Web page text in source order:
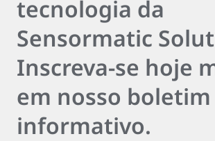
tecnologia da
Sensormatic
Inscreva-se hoje
em nosso boletim
informativo.